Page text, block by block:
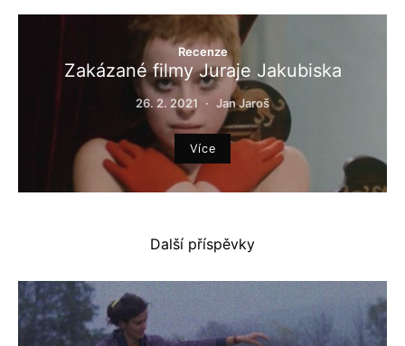
Recenze
Zakázané filmy Juraje Jakubiska
26. 2. 2021 Jan Jaroš
Více
Další příspěvky